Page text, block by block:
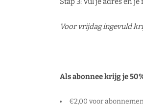
Voor vrijdag ingevuld
Als abonnee krijg je
€2,00 voor